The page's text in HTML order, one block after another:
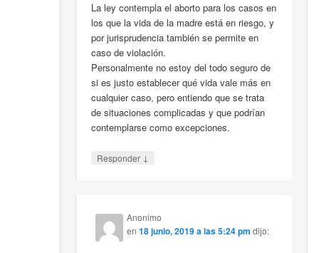
La ley contempla el aborto para los casos en
los que la vida de la madre está en riesgo, y
por jurisprudencia también se permite en
caso de violación.
Personalmente no estoy del todo seguro de
si es justo establecer qué vida vale más en
cualquier caso, pero entiendo que se trata
de situaciones complicadas y que podrían
contemplarse como excepciones.
Responder ↓
Anonimo
en18 junio, 2019 a las 5:24 pm dijo: